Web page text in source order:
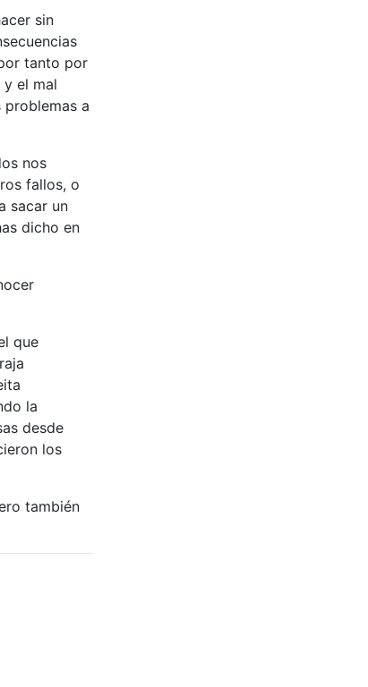
sin
tanto por
el mal
a
nos
fallos, o
sacar un
dicho en
que
la
desde
los
también